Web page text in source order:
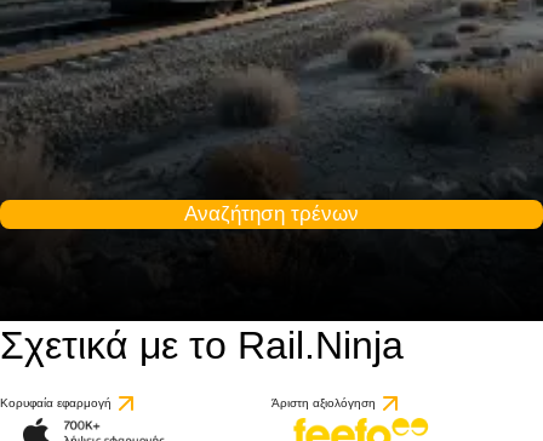
Αναζήτηση τρένων
Σχετικά με το Rail.Ninja
Κορυφαία εφαρμογή Άριστη αξιολόγηση